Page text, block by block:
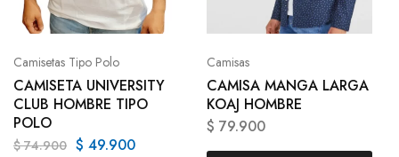
Camisetas Tipo Polo
CAMISETA UNIVERSITY
CLUB HOMBRE TIPO
POLO
$74.900 $ 49.900
Camisas
CAMISA MANGA LARGA
KOAJ HOMBRE
$ 79.900